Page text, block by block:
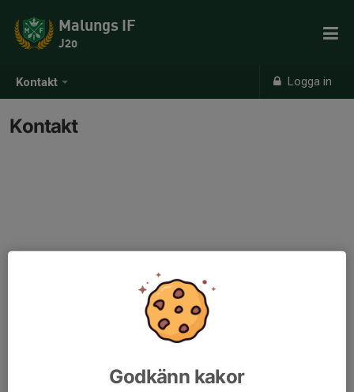
Kontakt Logga in
Malungs IF
J20
Kontakt
Godkänn kakor